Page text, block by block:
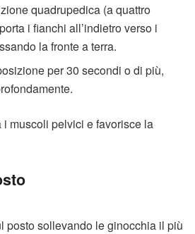
quadrupedica (a quattro
i fianchi all’indietro verso i
la fronte a terra.
per 30 secondi o di più,
i muscoli pelvici e favorisce la
posto sollevando le ginocchia il più